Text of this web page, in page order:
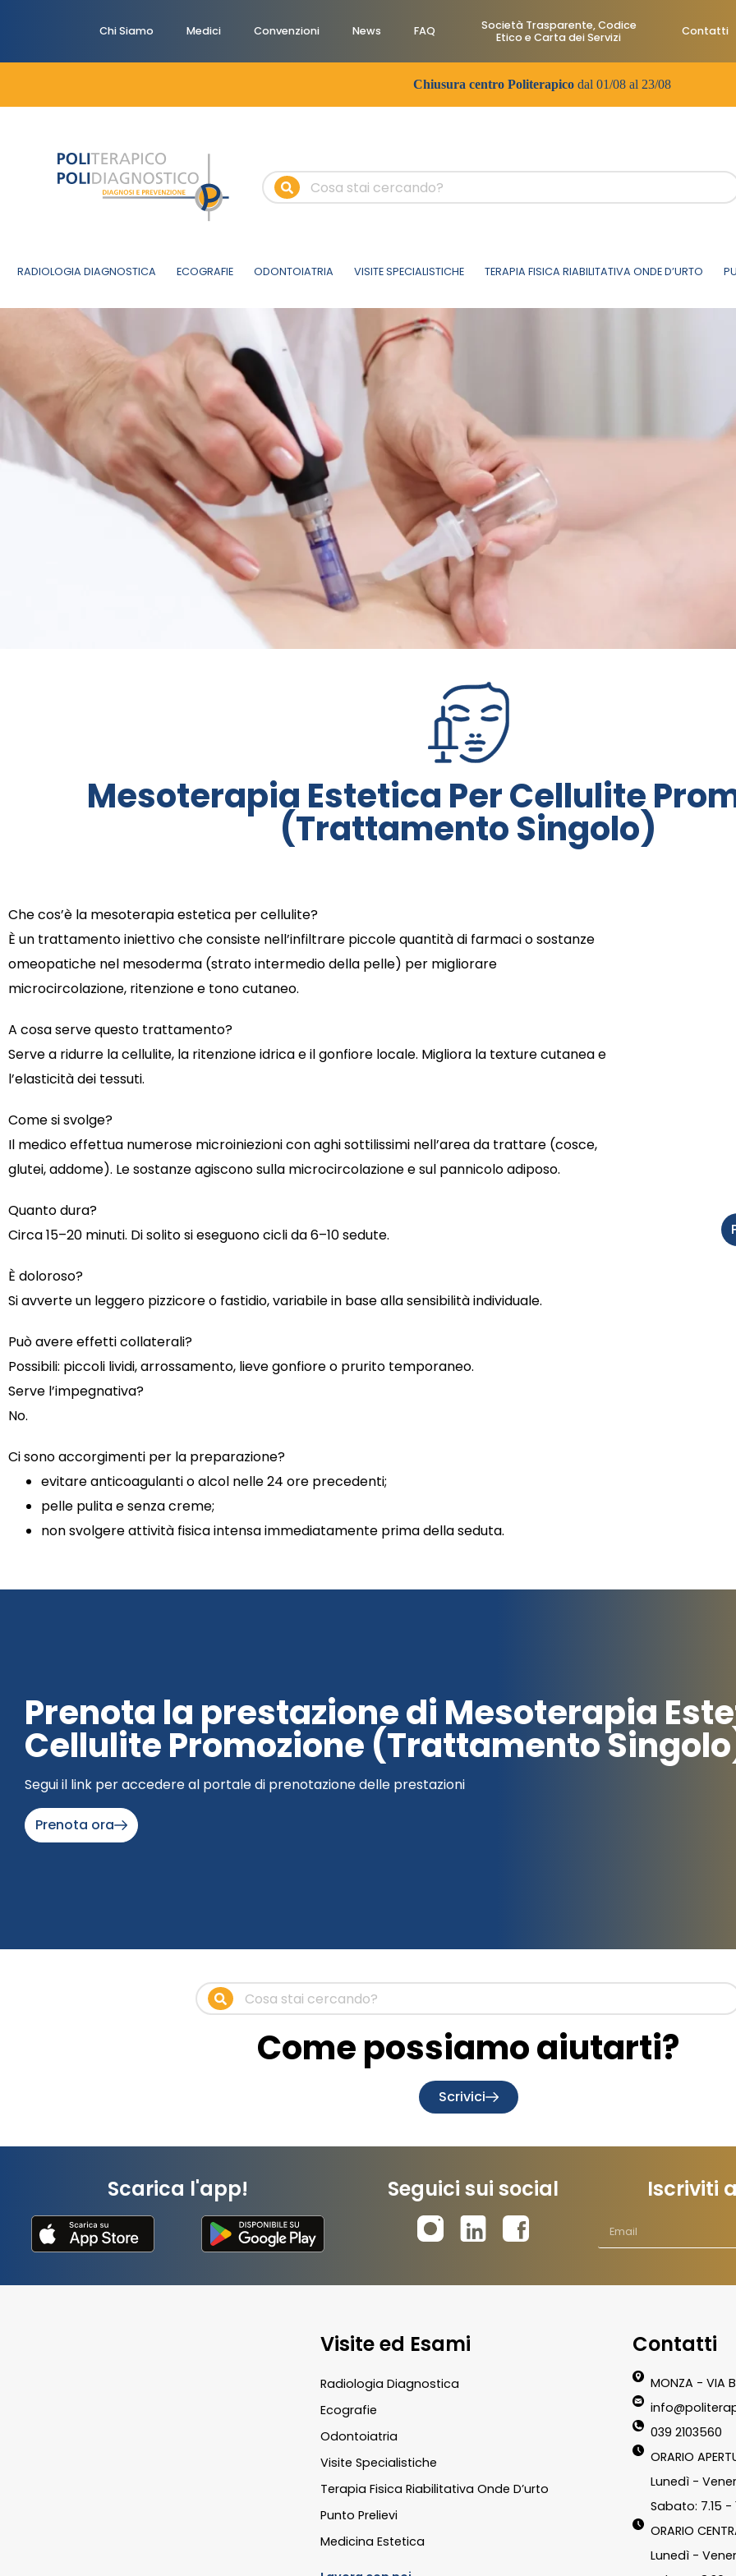
Chi Siamo Medici Convenzioni News FAQ
Società Trasparente, Codice
Etico e Carta dei Servizi
Contatti
Chiusura centro Politerapicodal 01/08 al 23/08
RADIOLOGIA DIAGNOSTICA ECOGRAFIE ODONTOIATRIA VISITE SPECIALISTICHE TERAPIA FISICA RIABILITATIVA ONDE D’URTO
Mesoterapia Estetica Per Cellulite
(Trattamento Singolo)
Che cos’è la mesoterapia estetica per cellulite?
È un trattamento iniettivo che consiste nell’infiltrare piccole quantità di farmaci o sostanze
omeopatiche nel mesoderma (strato intermedio della pelle) per migliorare
microcircolazione, ritenzione e tono cutaneo.
A cosa serve questo trattamento?
Serve a ridurre la cellulite, la ritenzione idrica e il gonfiore locale. Migliora la texture cutanea e
l’elasticità dei tessuti.
Come si svolge?
Il medico effettua numerose microiniezioni con aghi sottilissimi nell’area da trattare (cosce,
glutei, addome). Le sostanze agiscono sulla microcircolazione e sul pannicolo adiposo.
Quanto dura?
Circa 15–20 minuti. Di solito si eseguono cicli da 6–10 sedute.
È doloroso?
Si avverte un leggero pizzicore o fastidio, variabile in base alla sensibilità individuale.
Può avere effetti collaterali?
Possibili: piccoli lividi, arrossamento, lieve gonfiore o prurito temporaneo.
Serve l’impegnativa?
No.
Ci sono accorgimenti per la preparazione?
evitare anticoagulanti o alcol nelle 24 ore precedenti;
pelle pulita e senza creme;
non svolgere attività fisica intensa immediatamente prima della seduta.
Prenota la prestazione di Mesoterapia
Cellulite Promozione (Trattamento
Segui il link per accedere al portale di prenotazione delle prestazioni
Prenota ora
Come possiamo aiutarti?
Scrivici
Scarica l'app! Seguici sui social Iscriviti
Visite ed Esami
Radiologia Diagnostica
Ecografie
Odontoiatria
Visite Specialistiche
Terapia Fisica Riabilitativa Onde D’urto
Punto Prelievi
Medicina Estetica
Contatti
MONZA - VIA
039 2103560
ORARIO
Lunedì -
Sabato: 7.15 -
ORARIO
Lunedì -